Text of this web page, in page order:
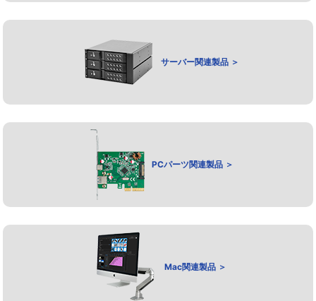
サーバー関連製品 ＞
PCパーツ関連製品 ＞
Mac関連製品 ＞